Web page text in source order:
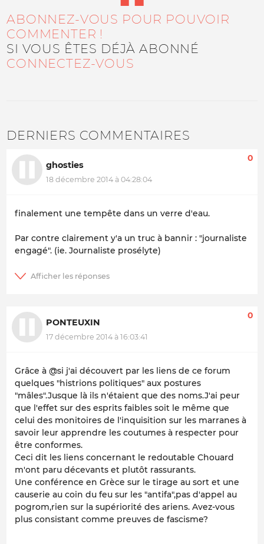
ABONNEZ-VOUS POUR POUVOIR
COMMENTER !
SI VOUS ÊTES DÉJÀ ABONNÉ
CONNECTEZ-VOUS
DERNIERS COMMENTAIRES
ghosties
18 décembre 2014 à 04:28:04
0
finalement une tempête dans un verre d'eau.
Par contre clairement y'a un truc à bannir : "journaliste
engagé". (ie. Journaliste prosélyte)
PONTEUXIN
17 décembre 2014 à 16:03:41
0
Grâce à @si j'ai découvert par les liens de ce forum
quelques "histrions politiques" aux postures
"mâles".Jusque là ils n'étaient que des noms.J'ai peur
que l'effet sur des esprits faibles soit le même que
celui des monitoires de l'inquisition sur les marranes à
savoir leur apprendre les coutumes à respecter pour
être conformes.
Ceci dit les liens concernant le redoutable Chouard
m'ont paru décevants et plutôt rassurants.
Une conférence en Grèce sur le tirage au sort et une
causerie au coin du feu sur les "antifa",pas d'appel au
pogrom,rien sur la supériorité des ariens. Avez-vous
plus consistant comme preuves de fascisme?